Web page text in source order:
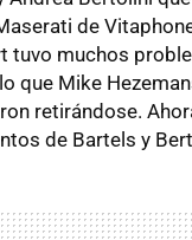
de
tuvo muchos
que Mike
retirándose.
de Bartels y